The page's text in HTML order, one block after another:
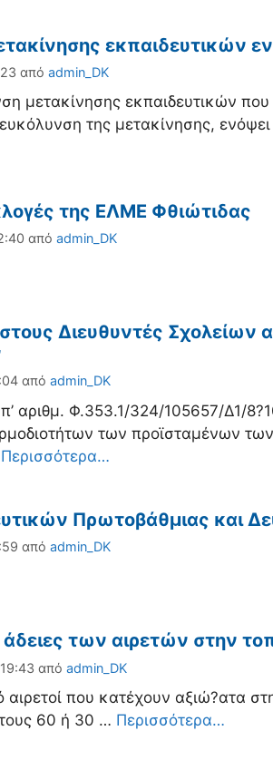
εκπαιδευτικών
από admin_DK
μετακίνησης εκπαιδευτικών
της μετακίνησης,
της ΕΛΜΕ Φθιώτιδας
από admin_DK
Διευθυντές
από admin_DK
αριθμ. Φ.353.1/324/105657/Δ1/
των προϊσταμένων
Περισσότερα…
Πρωτοβάθμιας και
από admin_DK
άδειες των αιρετών στην
από admin_DK
που κατέχουν αξιώ?ατα
60 ή 30 … Περισσότερα…